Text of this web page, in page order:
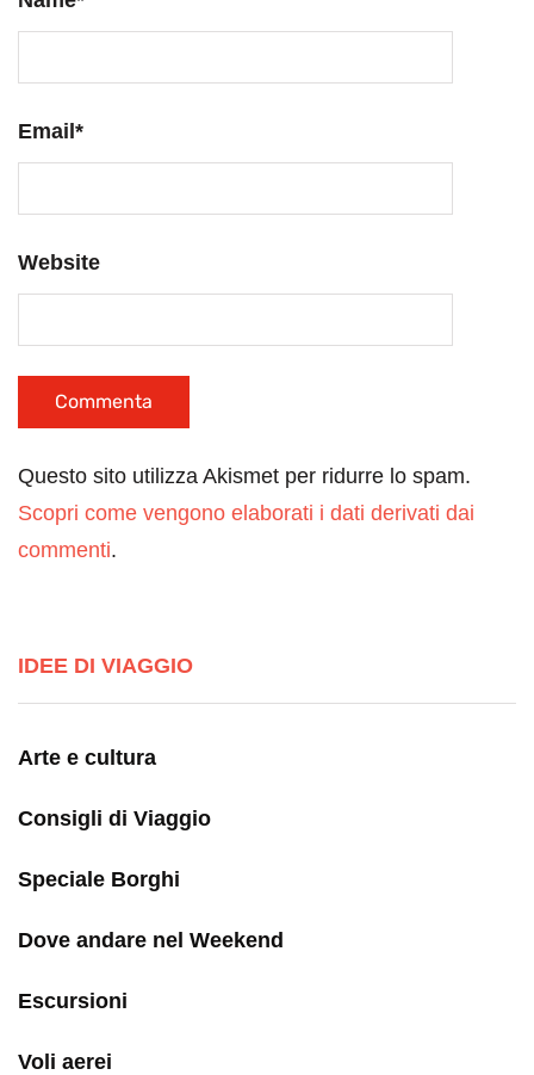
Email*
Website
Questo sito utilizza Akismet per ridurre lo spam.
Scopri come vengono elaborati i dati derivati dai
commenti.
IDEE DI VIAGGIO
Arte e cultura
Consigli di Viaggio
Speciale Borghi
Dove andare nel Weekend
Escursioni
Voli aerei